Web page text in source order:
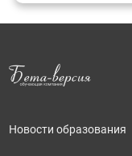
Новости образования